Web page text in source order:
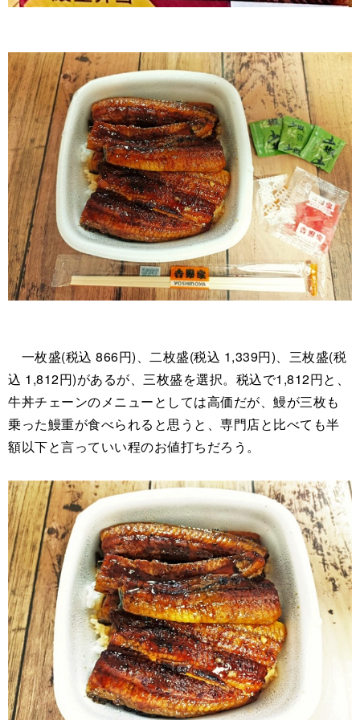
一枚盛(税込 866円)、二枚盛(税込 1,339円)、三枚盛(税
込 1,812円)があるが、三枚盛を選択。税込で1,812円と、
牛丼チェーンのメニューとしては高価だが、鰻が三枚も
乗った鰻重が食べられると思うと、専門店と比べても半
額以下と言っていい程のお値打ちだろう。